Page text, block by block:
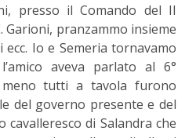
presso il Comando del II
Garioni, pranzammo insieme
ecc. Io e Semeria tornavamo
aveva parlato al 6°
tutti a tavola furono
del governo presente e del
di Salandra che